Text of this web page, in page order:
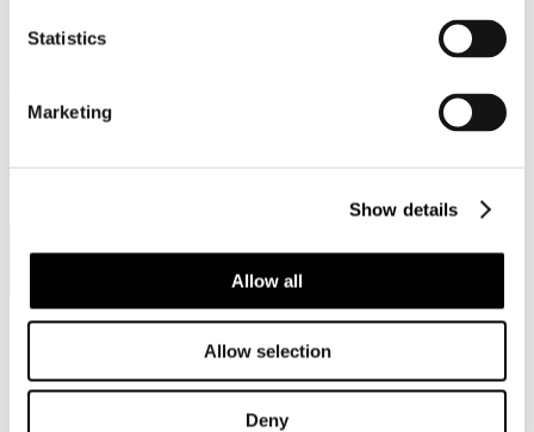
Statistics
Marketing
Show details
Allow all
Allow selection
Deny
Milano
Fax. +39 02-290.033.96
Eventi e news
L'#Essenziale numero 21: il punto di #Assocarta sul
recepimento delle #direttiverifiuti